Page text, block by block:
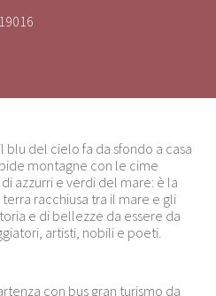
19016
blu del cielo fa da sfondo a casa
montagne con le cime
azzurri e verdi del mare: è la
racchiusa tra il mare e gli
e di bellezze da essere da
artisti, nobili e poeti.
con bus gran turismo da